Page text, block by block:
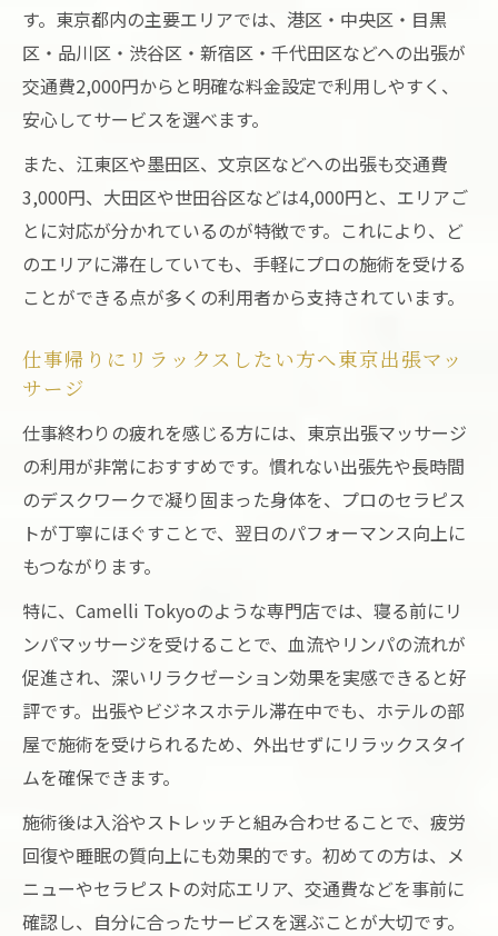
ホテルで気軽に受けられる東京出張リラク
ゼーション術
心身の疲れを癒やす東京都出張マッサージ術
東京都出張マッサージで心身の疲労をリセ
ット
東京出張リラクゼーションがもたらす疲労
回復効果
効果的なマッサージ術で東京出張リラクゼ
ーション体験
ョンの満足度向上
術ポイント
ビジネスホテル滞在時のリラクゼーション活用
法
ビジネスホテルで受ける東京出張リラクゼ
東京都のホテル滞在と出張マッサージ利用
方法
東京出張リラクゼーションが叶えるホテル
での癒やし
ビジネスパーソン向け東京出張リラクゼー
ホテル滞在時の東京出張リラクゼーション
の選び方
リンパマッサージが導く快適な眠りを得る秘訣
す。東京都内の主要エリアでは、港区・中央区・目黒
区・品川区・渋谷区・新宿区・千代田区などへの出張が
交通費2,000円からと明確な料金設定で利用しやすく、
安心してサービスを選べます。
また、江東区や墨田区、文京区などへの出張も交通費
3,000円、大田区や世田谷区などは4,000円と、エリアご
とに対応が分かれているのが特徴です。これにより、ど
のエリアに滞在していても、手軽にプロの施術を受ける
ことができる点が多くの利用者から支持されています。
仕事帰りにリラックスしたい方へ東京出張マッ
サージ
仕事終わりの疲れを感じる方には、東京出張マッサージ
の利用が非常におすすめです。慣れない出張先や長時間
のデスクワークで凝り固まった身体を、プロのセラピス
トが丁寧にほぐすことで、翌日のパフォーマンス向上に
もつながります。
特に、Camelli Tokyoのような専門店では、寝る前にリ
ンパマッサージを受けることで、血流やリンパの流れが
促進され、深いリラクゼーション効果を実感できると好
評です。出張やビジネスホテル滞在中でも、ホテルの部
屋で施術を受けられるため、外出せずにリラックスタイ
ムを確保できます。
施術後は入浴やストレッチと組み合わせることで、疲労
回復や睡眠の質向上にも効果的です。初めての方は、メ
ニューやセラピストの対応エリア、交通費などを事前に
確認し、自分に合ったサービスを選ぶことが大切です。